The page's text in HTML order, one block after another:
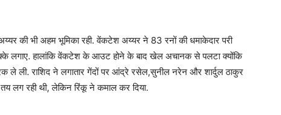
की भी अहम भूमिका रही. वेंकटेश अय्यर ने 83 रनों की धमाकेदार परी
लगाए. हालांकि वेंकटेश के आउट होने के बाद खेल अचानक से पलटा क्योंकि
ले ली. राशिद ने लगातार गेंदों पर आंद्रे रसेल,सुनील नरेन और शार्दुल ठाकुर
लग रही थी, लेकिन रिंकू ने कमाल कर दिया.